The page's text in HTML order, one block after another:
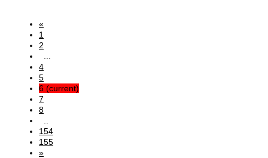
«
1
2
4
5
6 (current)
7
8
154
155
»